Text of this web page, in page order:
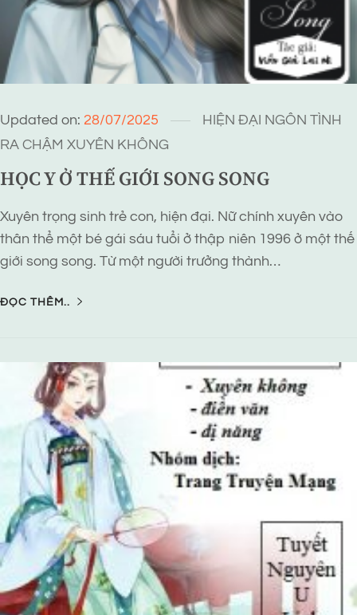
Updated on: 28/07/2025 HIỆN ĐẠI NGÔN TÌNH
RA CHẬM XUYÊN KHÔNG
HỌC Y Ở THẾ GIỚI SONG SONG
Xuyên trọng sinh trẻ con, hiện đại. Nữ chính xuyên vào
thân thể một bé gái sáu tuổi ở thập niên 1996 ở một thế
giới song song. Từ một người trưởng thành…
ĐỌC THÊM..